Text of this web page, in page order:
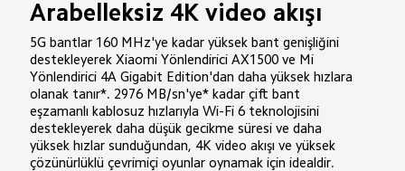
Arabelleksiz 4K video akışı
5G bantlar 160 MHz'ye kadar yüksek bant genişliğini
destekleyerek Xiaomi Yönlendirici AX1500 ve Mi
Yönlendirici 4A Gigabit Edition'dan daha yüksek hızlara
olanak tanır*. 2976 MB/sn'ye* kadar çift bant
eşzamanlı kablosuz hızlarıyla Wi-Fi 6 teknolojisini
destekleyerek daha düşük gecikme süresi ve daha
yüksek hızlar sunduğundan, 4K video akışı ve yüksek
çözünürlüklü çevrimiçi oyunlar oynamak için idealdir.